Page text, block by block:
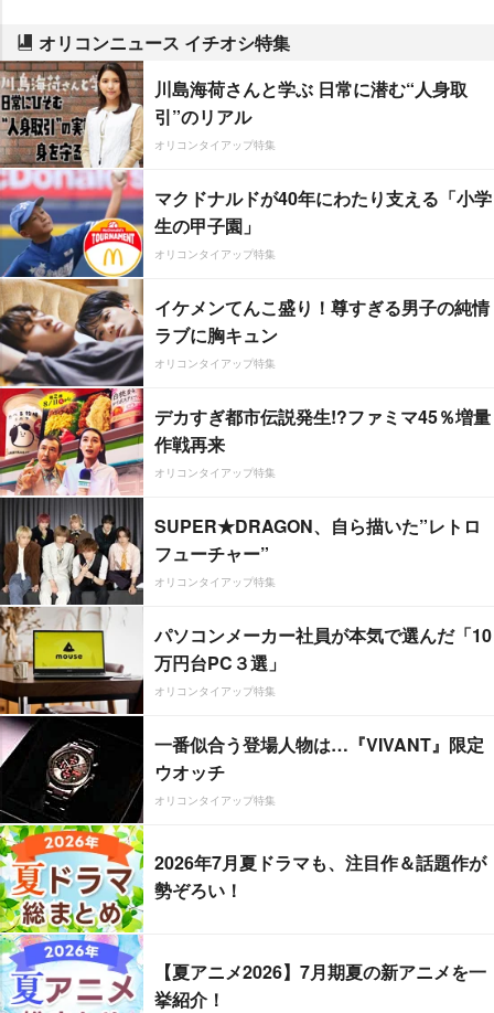
オリコンニュース イチオシ特集
川島海荷さんと学ぶ 日常に潜む“人身取
引”のリアル
オリコンタイアップ特集
マクドナルドが40年にわたり支える「小学
生の甲子園」
オリコンタイアップ特集
イケメンてんこ盛り！尊すぎる男子の純情
ラブに胸キュン
オリコンタイアップ特集
デカすぎ都市伝説発生!?ファミマ45％増量
作戦再来
オリコンタイアップ特集
SUPER★DRAGON、自ら描いた”レトロ
フューチャー”
オリコンタイアップ特集
パソコンメーカー社員が本気で選んだ「10
万円台PC３選」
オリコンタイアップ特集
一番似合う登場人物は…『VIVANT』限定
ウオッチ
オリコンタイアップ特集
2026年7月夏ドラマも、注目作＆話題作が
勢ぞろい！
【夏アニメ2026】7月期夏の新アニメを一
挙紹介！